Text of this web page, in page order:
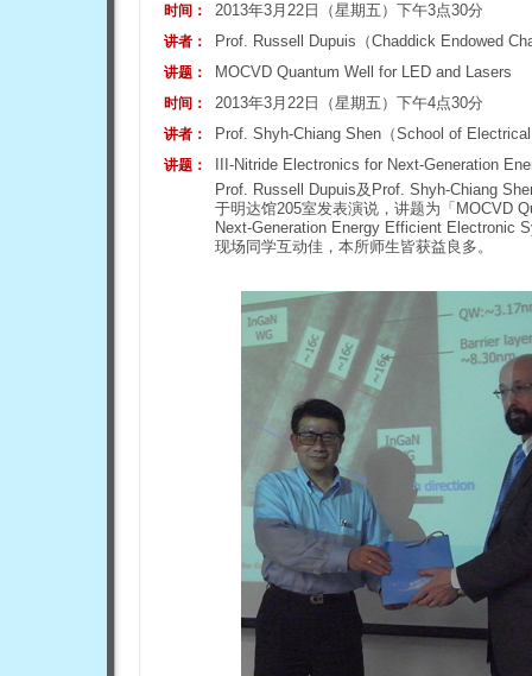
时间： 2013年3月22日（星期五）下午3点30分
讲者： Prof. Russell Dupuis（Chaddick Endowed
讲题： MOCVD Quantum Well for LED and Lasers
时间： 2013年3月22日（星期五）下午4点30分
讲者： Prof. Shyh-Chiang Shen（School of
讲题：
III-Nitride Electronics for Next-Generation
Prof. Russell Dupuis及Prof. Shyh-Chiang
于明达馆205室发表演说，讲题为「MOCVD
Next-Generation Energy Efficient Electronic
现场同学互动佳，本所师生皆获益良多。